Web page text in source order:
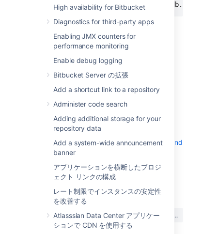
High availability for Bitbucket
Diagnostics for third-party apps
Enabling JMX counters for
performance monitoring
Enable debug logging
Bitbucket Server の拡張
Add a shortcut link to a repository
Administer code search
Adding additional storage for your
repository data
Add a system-wide announcement
banner
アプリケーションを横断したプロジ
ェクト リンクの構成
レート制限でインスタンスの安定性
を改善する
Atlasssian Data Center アプリケー
ションで CDN を使用する
java -cp "./*"
When asked for a password, provide the
encrypted one from
bitbucket.propertiesfile.
トラブルシューティング
Bitbucket fails to start after enabling
database password encryption...
to the database to access your
configuration, most likely because of an
error with decrypting your password.
To solve this problem,
open<Bitbucket_home_directory>/log/
bitbucket.log, and check for
For example:
'A fatal error has occurred' message
displayed after restarting Bitbucket...
open<Bitbucket_home_directory>/log/
bitbucket.log
JdbcSQLExceptions.The messages
should be pretty clear as to what went
以下のメッセージが表示される場合がありま
Disable database password encryption and
revert changes...
remove
thejdbc.password.decrypter.classname
from thebitbucket.propertiesfile, and
change the value of
最終更新日 2021 年 5 月 12 日
はい いいえ